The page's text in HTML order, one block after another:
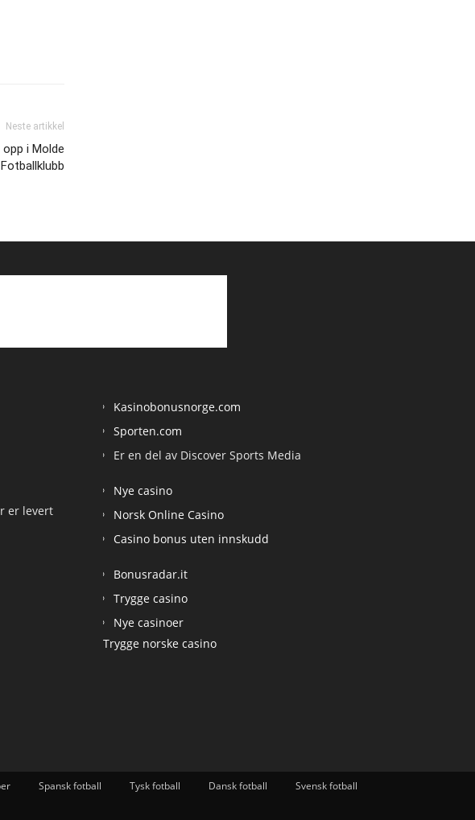
Neste artikkel
i Molde
Fotballklubb
er levert
Kasinobonusnorge.com
Sporten.com
Er en del av Discover Sports Media
Nye casino
Norsk Online Casino
Casino bonus uten innskudd
Bonusradar.it
Trygge casino
Nye casinoer
Trygge norske casino
Spansk fotball Tysk fotball Dansk fotball Svensk fotball